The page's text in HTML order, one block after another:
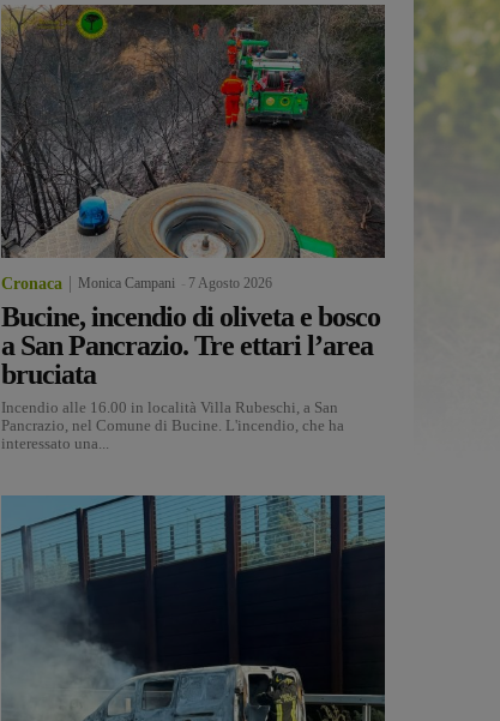
Cronaca Monica Campani 7 Agosto 2026
Bucine, incendio di oliveta e bosco
a San Pancrazio. Tre ettari l’area
bruciata
Incendio alle 16.00 in località Villa Rubeschi, a San
Pancrazio, nel Comune di Bucine. L'incendio, che ha
interessato una...